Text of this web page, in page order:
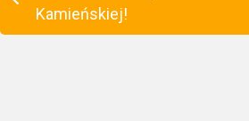
Kamieńskiej!